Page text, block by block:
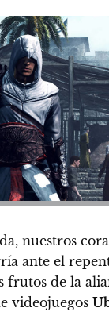
nuestros
ante el
frutos de la
videojuegos